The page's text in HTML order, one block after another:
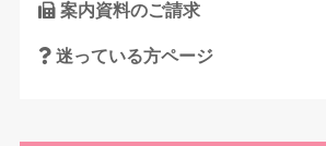
案内資料のご請求
迷っている方ページ